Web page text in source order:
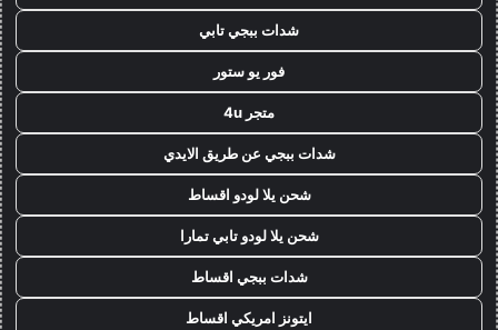
شدات ببجي تابي
فور يو ستور
متجر 4u
شدات ببجي عن طريق الايدي
شحن يلا لودو اقساط
شحن يلا لودو تابي تمارا
شدات ببجي اقساط
ايتونز امريكي اقساط